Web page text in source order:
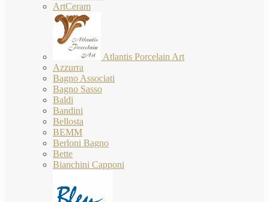
ArtCeram
Atlantis Porcelain Art
Azzurra
Bagno Associati
Bagno Sasso
Baldi
Bandini
Bellosta
BEMM
Berloni Bagno
Bette
Bianchini Capponi